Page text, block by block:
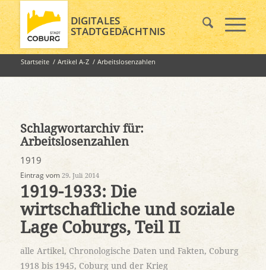
DIGITALES
STADTGEDÄCHTNIS
Startseite / Artikel A-Z / Arbeitslosenzahlen
Schlagwortarchiv für:
Arbeitslosenzahlen
1919
Eintrag vom 29. Juli 2014
1919-1933: Die
wirtschaftliche und soziale
Lage Coburgs, Teil II
alle Artikel, Chronologische Daten und Fakten, Coburg
1918 bis 1945, Coburg und der Krieg